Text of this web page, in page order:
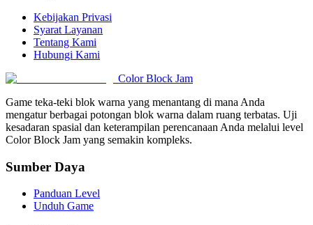
Kebijakan Privasi
Syarat Layanan
Tentang Kami
Hubungi Kami
Color Block Jam
Game teka-teki blok warna yang menantang di mana Anda
mengatur berbagai potongan blok warna dalam ruang terbatas. Uji
kesadaran spasial dan keterampilan perencanaan Anda melalui level
Color Block Jam yang semakin kompleks.
Sumber Daya
Panduan Level
Unduh Game